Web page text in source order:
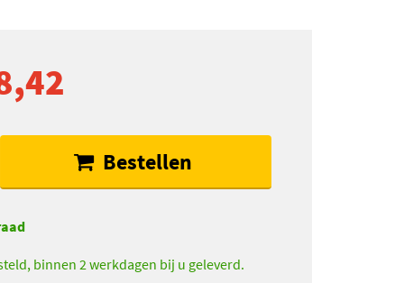
Bestellen
binnen 2 werkdagen bij u geleverd.